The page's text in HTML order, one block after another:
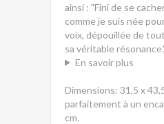
ainsi : "Fini de se
comme je suis née
voix, dépouillée de
sa véritable
En savoir plus
Dimensions: 31,5 x
parfaitement à un
cm.